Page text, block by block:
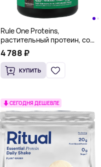
Rule One Proteins,
растительный протеин, со
вкусом темного шоколада,
670 г (1,48 фунта)
4 788 ₽
КУПИТЬ
СЕГОДНЯ ДЕШЕВЛЕ